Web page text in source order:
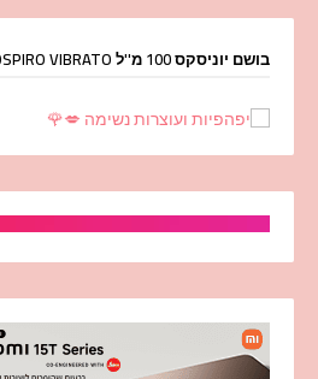
בושם יוניסקס 100 מ''ל SOSPIRO VIBRATO או דה פרפיום E.D.P